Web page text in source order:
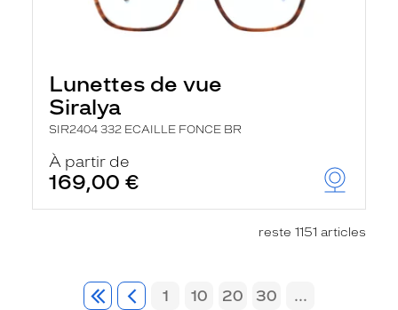
Lunettes de vue
Siralya
SIR2404 332 ECAILLE FONCE BR
À partir de
169,00 €
reste 1151 articles
1 10 20 30
...